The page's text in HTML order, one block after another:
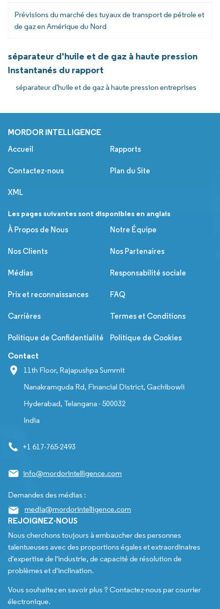
Prévisions du marché des tuyaux de transport de pétrole et
de gaz en Amérique du Nord
séparateur d'huile et de gaz à haute pression
Instantanés du rapport
séparateur d'huile et de gaz à haute pression entreprises
MORDOR INTELLIGENCE
Accueil Rapports
Contactez-nous Plan du Site
XML
Les pages suivantes sont disponibles en anglais
À Propos de Nous
Notre Équipe
Nos Clients Nos Partenaires
Médias Responsabilité sociale
Prix et reconnaissances FAQ
Carrières Termes et Conditions
Politique de Confidentialité Politique de Cookies
Contact
11th Floor, Rajapushpa Summit
Nanakramguda Rd, Financial District, Gachibowli
Hyderabad, Telangana - 500032
India
+1 617-765-2493
info@mordorintelligence.com
Demandes des médias :
media@mordorintelligence.com
REJOIGNEZ-NOUS
Nous cherchons toujours à embaucher des personnes
talentueuses avec des proportions égales et extraordinaires
d'expertise de l'industrie, de capacité de résolution de
problèmes et d'inclination.
Vous souhaitez en savoir plus ? Contactez-nous par courrier
électronique.